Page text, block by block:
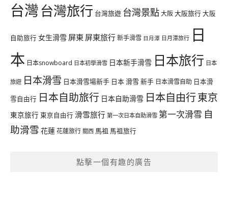
台灣台灣旅行 台灣旅遊 台灣景點大阪大阪旅行大阪
自助旅行 女生滑雪 屏東 屏東旅行新手滑雪 日月潭 日月潭旅行 日
本 日本snowboard 日本初學滑雪 日本新手滑雪 日本旅行 日本
旅遊 日本滑雪 日本滑雪場新手 日本 滑雪 新手 日本滑雪自助 日本滑
雪自由行 日本自助旅行 日本自助滑雪 日本自由行東京
東京旅行 東京自由行 滑雪旅行 第一次日本自助滑雪 第一次滑雪 自
助滑雪 花蓮花蓮旅行 關西 馬祖 馬祖旅行
點擊一個有趣的廣告